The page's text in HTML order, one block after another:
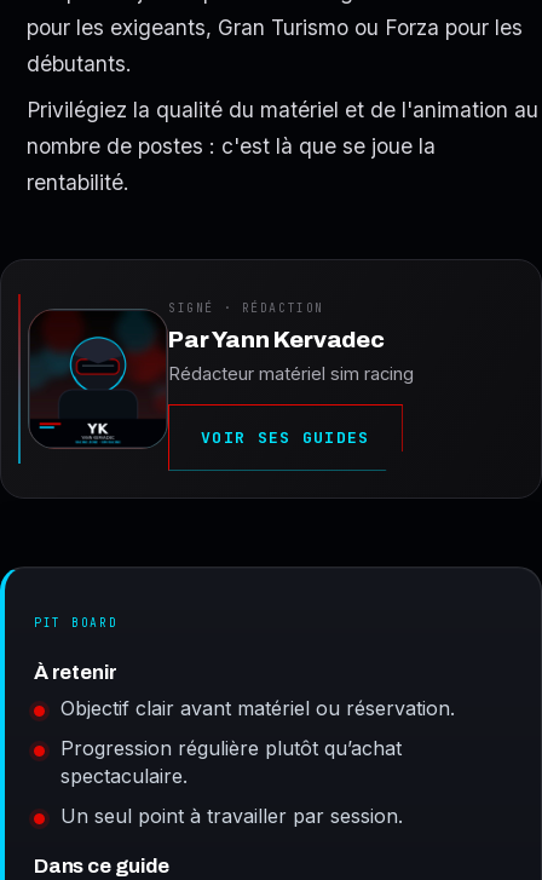
pour les exigeants, Gran Turismo ou Forza pour les
débutants.
Privilégiez la qualité du matériel et de l'animation au
nombre de postes : c'est là que se joue la
rentabilité.
SIGNÉ · RÉDACTION
ParYann Kervadec
Rédacteur matériel sim racing
VOIR SES GUIDES
PIT BOARD
À retenir
Objectif clair avant matériel ou réservation.
Progression régulière plutôt qu’achat
spectaculaire.
Un seul point à travailler par session.
Dans ce guide